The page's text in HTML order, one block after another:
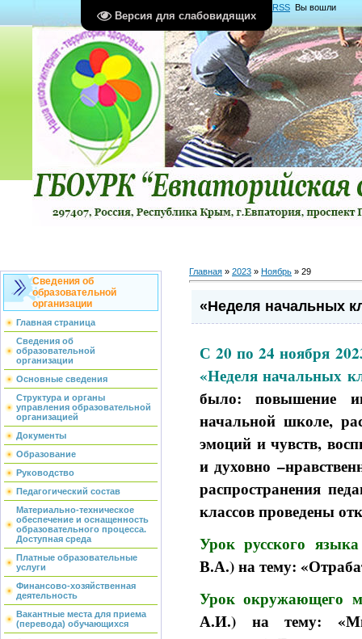
Версия для слабовидящих
RSS Вы вошли
какГость Группа "Гости"
Сведения об
образовательной
организации
Главная страница
Сведения об
образовательной
организации
Основные сведения
Структура и органы
управления образовательной
организацией
Документы
Образование
Руководство
Педагогический состав
Материально-техническое
обеспечение и оснащенность
образовательного процесса.
Доступная среда
Платные образовательные
услуги
Финансово-хозяйственная
деятельность
Вакантные места для приема
(перевода) обучающихся
Главная » 2023 » Ноябрь » 29
«Неделя начальных
С 20 по 24 ноября
«Неделя начальных
было: повышение
начальной школе,
эмоций и чувств,
и духовно
распространения
классов проведены
Урок русского
В.А.) на тему:
Урок окружающего
А.И.) на тему: